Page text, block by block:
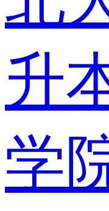
升
学